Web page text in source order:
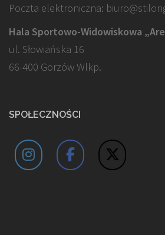
Poczta elektroniczna:
Hala Sportowo-Widowiskowa
ul. Słowiańska 16
66-400 Gorzów Wlkp.
SPOŁECZNOŚCI